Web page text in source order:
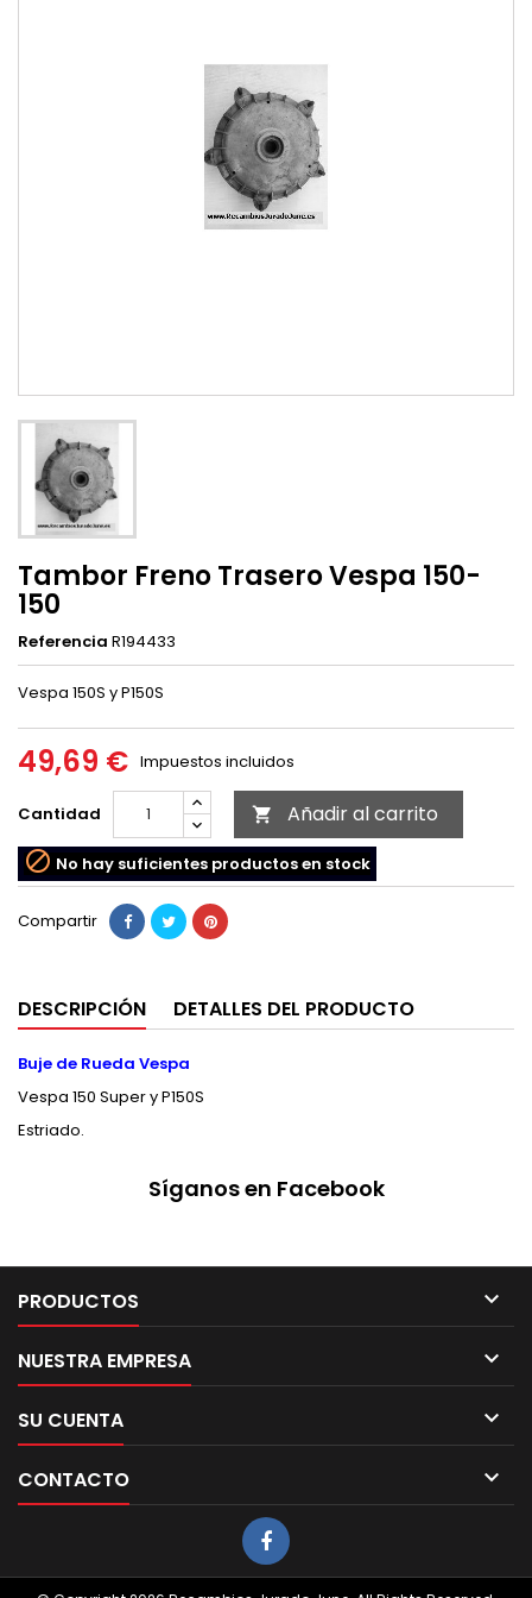
Tambor Freno Trasero Vespa 150-
150
Referencia R194433
Vespa 150S y P150S
49,69 € Impuestos incluidos
Cantidad  Añadir al carrito
 No hay suficientes productos en stock
Compartir
DESCRIPCIÓN DETALLES DEL PRODUCTO
Buje de Rueda Vespa
Vespa 150 Super y P150S
Estriado.
Síganos en Facebook
PRODUCTOS 
NUESTRA EMPRESA 
SU CUENTA 
CONTACTO 